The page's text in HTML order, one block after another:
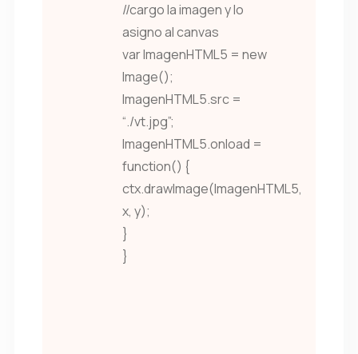
//cargo la imagen y lo
asigno al canvas
var ImagenHTML5 = new
Image();
ImagenHTML5.src =
“./vt.jpg”;
ImagenHTML5.onload =
function() {
ctx.drawImage(ImagenHTML5,
x, y);
}
}